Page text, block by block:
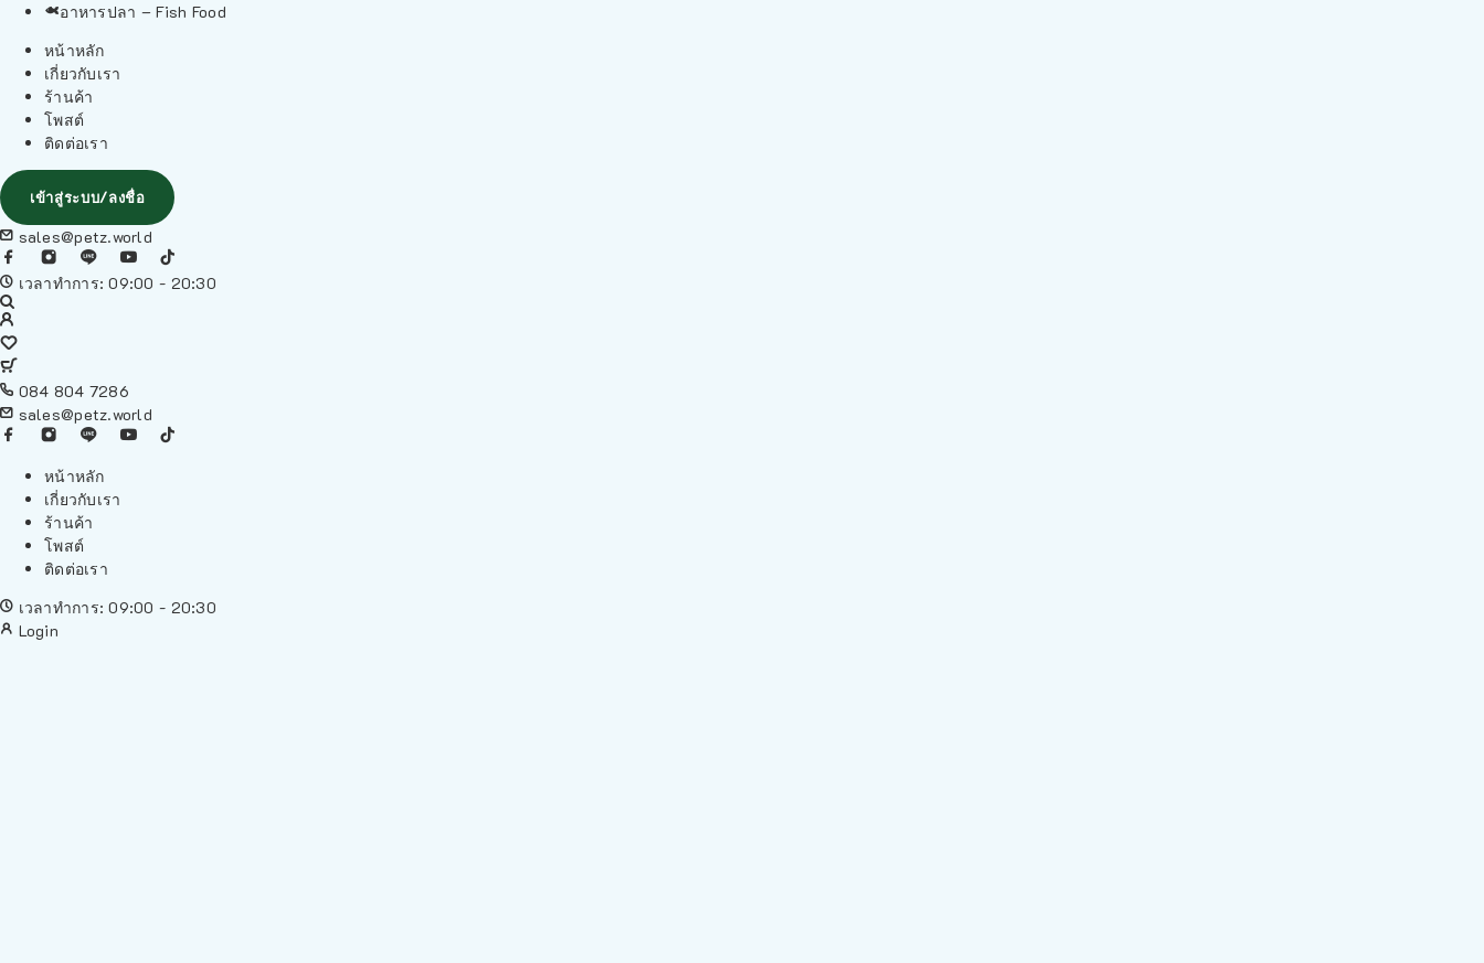
อาหารปลา – Fish Food
หน้าหลัก
เกี่ยวกับเรา
ร้านค้า
โพสต์
ติดต่อเรา
เข้าสู่ระบบ/ลงชื่อ
sales@petz.world
เวลาทำการ: 09:00 - 20:30
084 804 7286
sales@petz.world
หน้าหลัก
เกี่ยวกับเรา
ร้านค้า
โพสต์
ติดต่อเรา
เวลาทำการ: 09:00 - 20:30
Login